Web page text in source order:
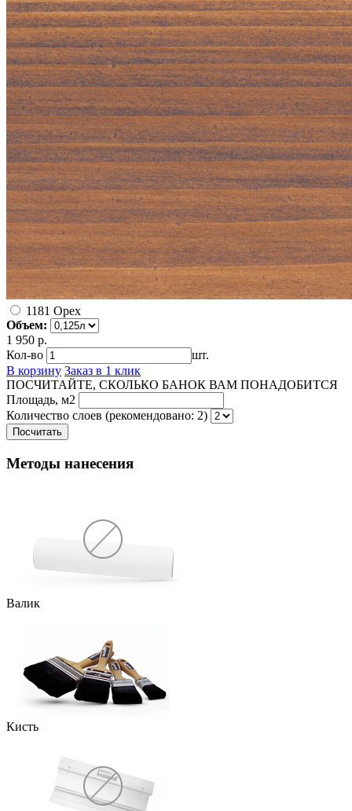
1181 Орех
Объем:
1 950 р.
Кол-во
шт.
В корзину Заказ в 1 клик
ПОСЧИТАЙТЕ, СКОЛЬКО БАНОК ВАМ ПОНАДОБИТСЯ
Площадь, м2
Количество слоев (рекомендовано: 2)
Посчитать
Методы нанесения
Валик
Кисть